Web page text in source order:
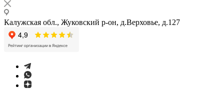
Калужская обл., Жуковский р-он, д.Верховье, д.127